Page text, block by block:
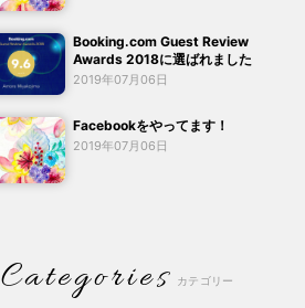
Booking.com Guest Review
Awards 2018に選ばれました
2019年07月06日
Facebookをやってます！
2019年07月06日
Categories カテゴリー